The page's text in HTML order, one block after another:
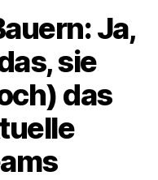
Ja,
sie
das